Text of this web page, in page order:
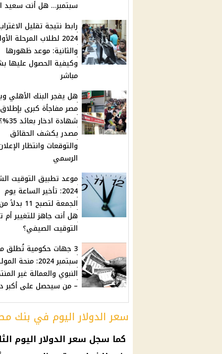
سبتمبر… هل أنت سعيد
رابط نتيجة تقليل
2024 لطلاب المرحلة
والثانية: موعد ظهورها
وكيفية الحصول عليها
مباشر
هل يفجر البنك الأهلي
مصر مفاجأة كبرى بإطلاق
شهادة ادخار
مصدر يكشف الحقائق
والتوقعات وانتظار
الرسمي
موعد تطبيق التوقيت
2024: تأخير الساعة يوم
هل أنت جاهز للتغيير
التوقيت الصيفي؟
3 جهات حكومية تُطلق
سبتمبر 2024: منحة
النبوي والعمالة غير
– من سيحصل على أكبر
سعر الدولار اليوم في بنك